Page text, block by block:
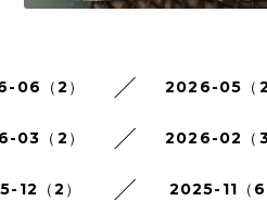
06（2） 2026-05（2
03（2） 2026-02（3
12（2） 2025-11（6